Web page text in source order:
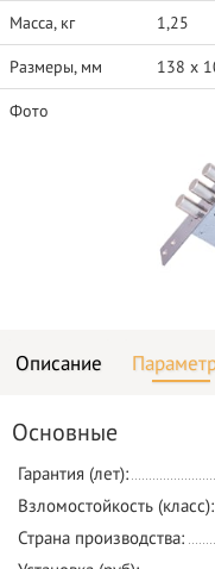
Масса, кг 1,25
Размеры, мм 138 x
Фото
Описание
Основные
Гарантия (лет):
Взломостойкость (класс):
Страна производства: